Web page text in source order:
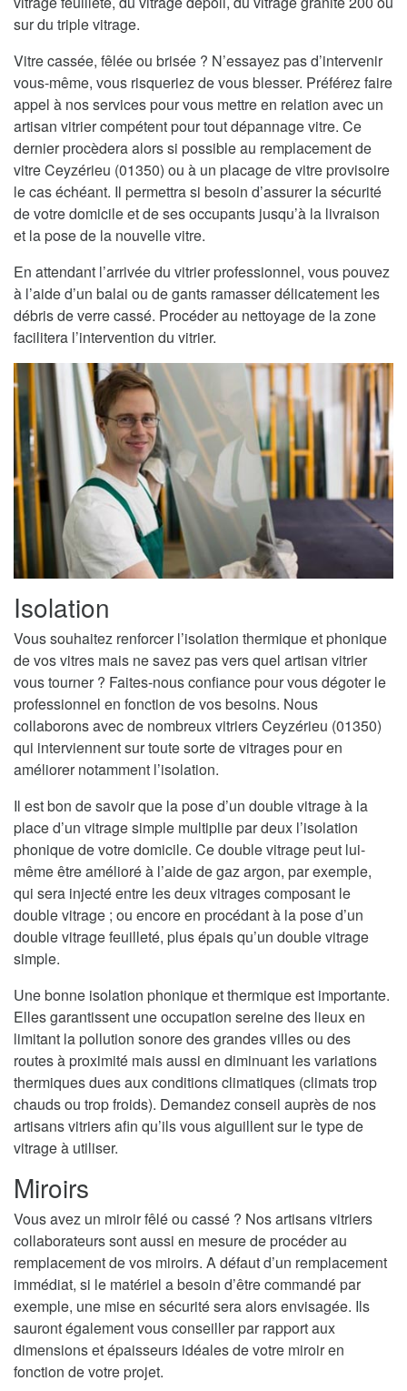
sur du triple vitrage.
Vitre cassée, fêlée ou brisée ? N’essayez pas d’intervenir
vous-même, vous risqueriez de vous blesser. Préférez faire
appel à nos services pour vous mettre en relation avec un
artisan vitrier compétent pour tout dépannage vitre. Ce
dernier procèdera alors si possible au remplacement de
vitre Ceyzérieu (01350) ou à un placage de vitre provisoire
le cas échéant. Il permettra si besoin d’assurer la sécurité
de votre domicile et de ses occupants jusqu’à la livraison
et la pose de la nouvelle vitre.
En attendant l’arrivée du vitrier professionnel, vous pouvez
à l’aide d’un balai ou de gants ramasser délicatement les
débris de verre cassé. Procéder au nettoyage de la zone
facilitera l’intervention du vitrier.
Isolation
Vous souhaitez renforcer l’isolation thermique et phonique
de vos vitres mais ne savez pas vers quel artisan vitrier
vous tourner ? Faites-nous confiance pour vous dégoter le
professionnel en fonction de vos besoins. Nous
collaborons avec de nombreux vitriers Ceyzérieu (01350)
qui interviennent sur toute sorte de vitrages pour en
améliorer notamment l’isolation.
Il est bon de savoir que la pose d’un double vitrage à la
place d’un vitrage simple multiplie par deux l’isolation
phonique de votre domicile. Ce double vitrage peut lui-
même être amélioré à l’aide de gaz argon, par exemple,
qui sera injecté entre les deux vitrages composant le
double vitrage ; ou encore en procédant à la pose d’un
double vitrage feuilleté, plus épais qu’un double vitrage
simple.
Une bonne isolation phonique et thermique est importante.
Elles garantissent une occupation sereine des lieux en
limitant la pollution sonore des grandes villes ou des
routes à proximité mais aussi en diminuant les variations
thermiques dues aux conditions climatiques (climats trop
chauds ou trop froids). Demandez conseil auprès de nos
artisans vitriers afin qu’ils vous aiguillent sur le type de
vitrage à utiliser.
Miroirs
Vous avez un miroir fêlé ou cassé ? Nos artisans vitriers
collaborateurs sont aussi en mesure de procéder au
remplacement de vos miroirs. A défaut d’un remplacement
immédiat, si le matériel a besoin d’être commandé par
exemple, une mise en sécurité sera alors envisagée. Ils
sauront également vous conseiller par rapport aux
dimensions et épaisseurs idéales de votre miroir en
fonction de votre projet.